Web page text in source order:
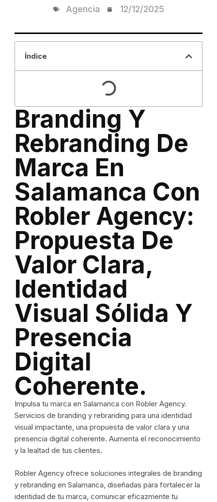
Agencia 12/12/2025
Índice
Branding Y
Rebranding De
Marca En
Salamanca Con
Robler Agency:
Propuesta De
Valor Clara,
Identidad
Visual Sólida Y
Presencia
Digital
Coherente.
Impulsa tu marca en Salamanca con Robler Agency.
Servicios de branding y rebranding para una identidad
visual impactante, una propuesta de valor clara y una
presencia digital coherente. Aumenta el reconocimiento
y la lealtad de tus clientes.
Robler Agency ofrece soluciones integrales de branding
y rebranding en Salamanca, diseñadas para fortalecer la
identidad de tu marca, comunicar eficazmente tu